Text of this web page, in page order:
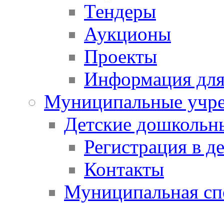
Тендеры
Аукционы
Проекты
Информация
Муниципальные
Детские
Регистрация в
Контакты
Муниципальная